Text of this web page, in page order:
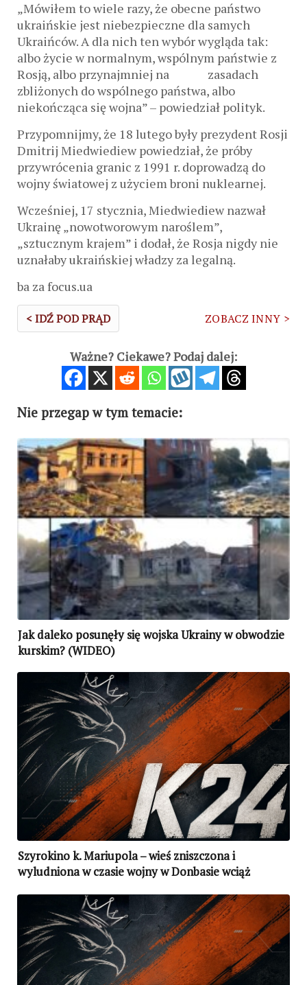
„Mówiłem to wiele razy, że obecne państwo
ukraińskie jest niebezpieczne dla samych
Ukraińców. A dla nich ten wybór wygląda tak:
albo życie w normalnym, wspólnym państwie z
Rosją, albo przynajmniej na zasadach
zbliżonych do wspólnego państwa, albo
niekończąca się wojna” – powiedział polityk.
Przypomnijmy, że 18 lutego były prezydent Rosji
Dmitrij Miedwiediew powiedział, że próby
przywrócenia granic z 1991 r. doprowadzą do
wojny światowej z użyciem broni nuklearnej.
Wcześniej, 17 stycznia, Miedwiediew nazwał
Ukrainę „nowotworowym naroślem”,
„sztucznym krajem” i dodał, że Rosja nigdy nie
uznałaby ukraińskiej władzy za legalną.
ba za focus.ua
< IDŹ POD PRĄD ZOBACZ INNY >
Ważne? Ciekawe? Podaj dalej:
Nie przegap w tym temacie:
Jak daleko posunęły się wojska Ukrainy w obwodzie
kurskim? (WIDEO)
Szyrokino k. Mariupola – wieś zniszczona i
wyludniona w czasie wojny w Donbasie wciąż